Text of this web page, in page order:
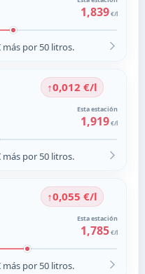
1,839€/l
más por 50 litros.
↑0,012 €/l
Esta estación
1,919€/l
más por 50 litros.
↑0,055 €/l
Esta estación
1,785€/l
más por 50 litros.